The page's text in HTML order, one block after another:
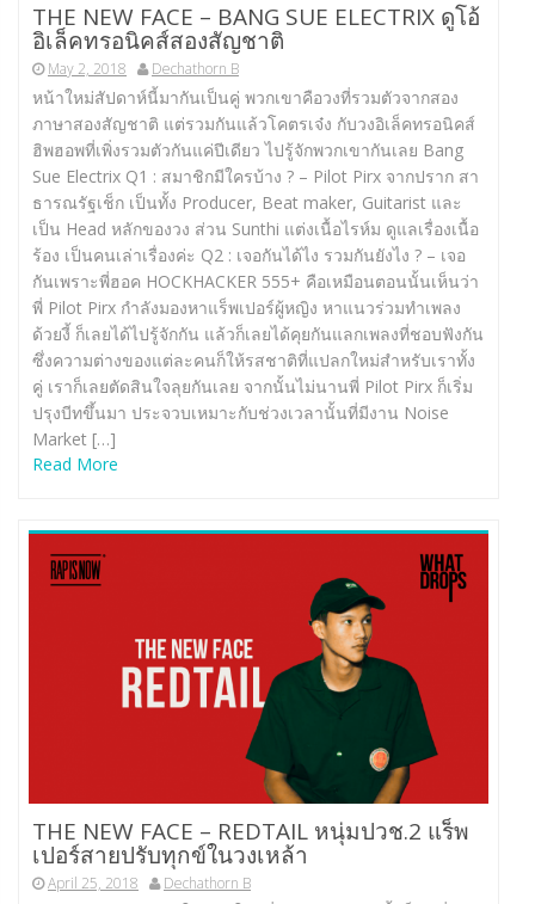
THE NEW FACE – BANG SUE ELECTRIX ดูโอ้
อิเล็คทรอนิคส์สองสัญชาติ
May 2, 2018 Dechathorn B
หน้าใหม่สัปดาห์นี้มากันเป็นคู่ พวกเขาคือวงที่รวมตัวจากสอง
ภาษาสองสัญชาติ แต่รวมกันแล้วโคตรเจ๋ง กับวงอิเล็คทรอนิคส์
ฮิพฮอพที่เพิ่งรวมตัวกันแค่ปีเดียว ไปรู้จักพวกเขากันเลย Bang
Sue Electrix Q1 : สมาชิกมีใครบ้าง ? – Pilot Pirx จากปราก สา
ธารณรัฐเช็ก เป็นทั้ง Producer, Beat maker, Guitarist และ
เป็น Head หลักของวง ส่วน Sunthi แต่งเนื้อไรห์ม ดูแลเรื่องเนื้อ
ร้อง เป็นคนเล่าเรื่องค่ะ Q2 : เจอกันได้ไง รวมกันยังไง ? – เจอ
กันเพราะพี่ฮอค HOCKHACKER 555+ คือเหมือนตอนนั้นเห็นว่า
พี่ Pilot Pirx กำลังมองหาแร็พเปอร์ผู้หญิง หาแนวร่วมทำเพลง
ด้วยงี้ ก็เลยได้ไปรู้จักกัน แล้วก็เลยได้คุยกันแลกเพลงที่ชอบฟังกัน
ซึ่งความต่างของแต่ละคนก็ให้รสชาติที่แปลกใหม่สำหรับเราทั้ง
คู่ เราก็เลยตัดสินใจลุยกันเลย จากนั้นไม่นานพี่ Pilot Pirx ก็เริ่ม
ปรุงบีทขึ้นมา ประจวบเหมาะกับช่วงเวลานั้นที่มีงาน Noise
Market […]
Read More
THE NEW FACE – REDTAIL หนุ่มปวช.2 แร็พ
เปอร์สายปรับทุกข์ในวงเหล้า
April 25, 2018 Dechathorn B